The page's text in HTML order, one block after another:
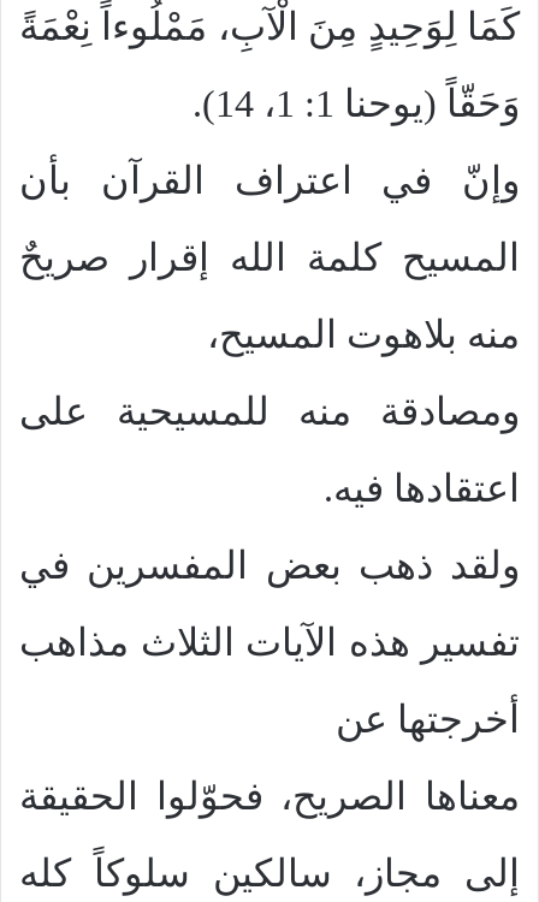
كَمَا لِوَحِيدٍ مِنَ الْآبِ، مَمْلُوءاً نِعْمَةً
وَحَقّاً (يوحنا 1: 1، 14).
وإنّ في اعتراف القرآن بأن
المسيح كلمة الله إقرار صريحٌ
منه بلاهوت المسيح،
ومصادقة منه للمسيحية على
اعتقادها فيه.
ولقد ذهب بعض المفسرين في
تفسير هذه الآيات الثلاث مذاهب
أخرجتها عن
معناها الصريح، فحوّلوا الحقيقة
إلى مجاز، سالكين سلوكاً كله